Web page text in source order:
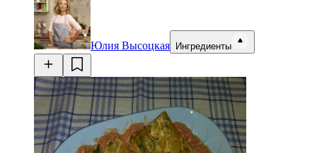
Юлия Высоцкая Ингредиенты